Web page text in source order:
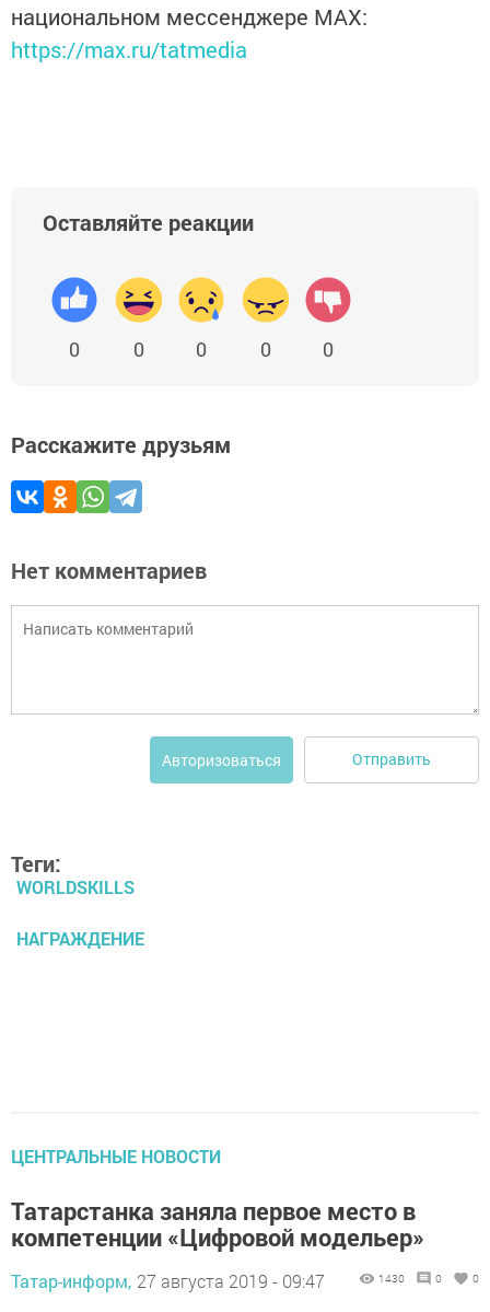
национальном мессенджере MАХ:
https://max.ru/tatmedia
Оставляйте реакции
0 0 0 0 0
Расскажите друзьям
Нет комментариев
Авторизоваться Отправить
Теги:
WORLDSKILLS
НАГРАЖДЕНИЕ
ЦЕНТРАЛЬНЫЕ НОВОСТИ
Татарстанка заняла первое место в
компетенции «Цифровой модельер»
Татар-информ, 27 августа 2019 - 09:47 1430 0 0